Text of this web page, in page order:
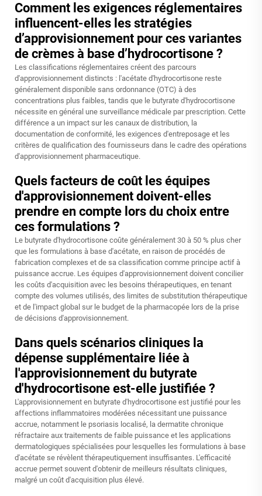
Comment les exigences réglementaires
influencent-elles les stratégies
d’approvisionnement pour ces variantes
de crèmes à base d’hydrocortisone ?
Les classifications réglementaires créent des parcours
d'approvisionnement distincts : l'acétate d'hydrocortisone reste
généralement disponible sans ordonnance (OTC) à des
concentrations plus faibles, tandis que le butyrate d'hydrocortisone
nécessite en général une surveillance médicale par prescription. Cette
différence a un impact sur les canaux de distribution, la
documentation de conformité, les exigences d'entreposage et les
critères de qualification des fournisseurs dans le cadre des opérations
d'approvisionnement pharmaceutique.
Quels facteurs de coût les équipes
d'approvisionnement doivent-elles
prendre en compte lors du choix entre
ces formulations ?
Le butyrate d'hydrocortisone coûte généralement 30 à 50 % plus cher
que les formulations à base d'acétate, en raison de procédés de
fabrication complexes et de sa classification comme principe actif à
puissance accrue. Les équipes d'approvisionnement doivent concilier
les coûts d'acquisition avec les besoins thérapeutiques, en tenant
compte des volumes utilisés, des limites de substitution thérapeutique
et de l'impact global sur le budget de la pharmacopée lors de la prise
de décisions d'approvisionnement.
Dans quels scénarios cliniques la
dépense supplémentaire liée à
l'approvisionnement du butyrate
d'hydrocortisone est-elle justifiée ?
L'approvisionnement en butyrate d'hydrocortisone est justifié pour les
affections inflammatoires modérées nécessitant une puissance
accrue, notamment le psoriasis localisé, la dermatite chronique
réfractaire aux traitements de faible puissance et les applications
dermatologiques spécialisées pour lesquelles les formulations à base
d'acétate se révèlent thérapeutiquement insuffisantes. L'efficacité
accrue permet souvent d'obtenir de meilleurs résultats cliniques,
malgré un coût d'acquisition plus élevé.